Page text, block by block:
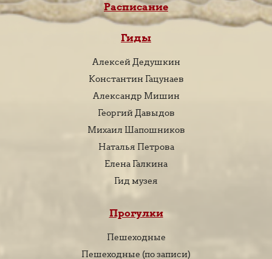
Расписание
Гиды
Алексей Дедушкин
Константин Гацунаев
Александр Мишин
Георгий Давыдов
Михаил Шапошников
Наталья Петрова
Елена Галкина
Гид музея
Прогулки
Пешеходные
Пешеходные (по записи)